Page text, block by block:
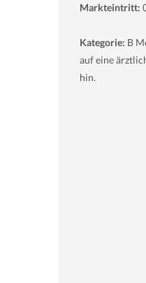
Markteintritt:
Kategorie: B
auf eine
hin.